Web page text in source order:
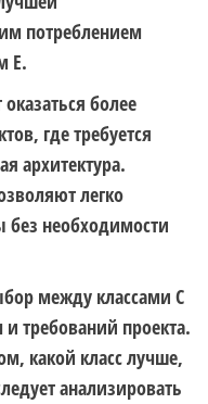
потреблением
E.
более
где требуется
архитектура.
легко
необходимости
между классами C
и требований проекта.
какой класс лучше,
анализировать